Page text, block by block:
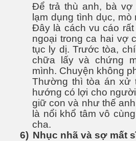
Để trả thù anh, bà vợ
lạm dụng tình dục,
Đây là cách vu cáo
ngoại trong ca hai vợ
tục ly dị. Trước tòa,
chữa lấy và chứng
mình. Chuyện không
Thường thì tòa án xử
hướng có lợi cho
giữ con và như thế
là nổi khổ tâm vô
cha.
6) Nhục nhã và sợ mất
dâng cao